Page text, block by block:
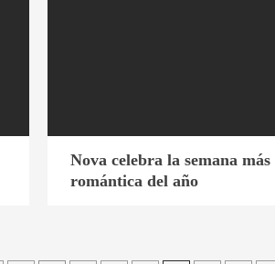
Nova celebra la semana más
romántica del año